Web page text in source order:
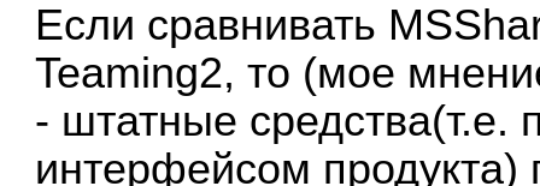
Если сравнивать
Teaming2, то (мое
- штатные средства(т.е.
интерфейсом продукта)